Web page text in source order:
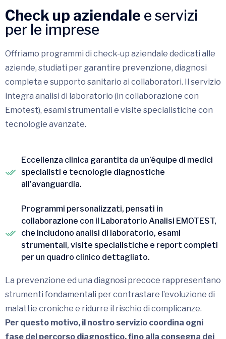
Check up aziendale e servizi
per le imprese
Offriamo programmi di check-up aziendale dedicati alle
aziende, studiati per garantire prevenzione, diagnosi
completa e supporto sanitario ai collaboratori. Il servizio
integra analisi di laboratorio (in collaborazione con
Emotest), esami strumentali e visite specialistiche con
tecnologie avanzate.
Eccellenza clinica garantita da un’équipe di medici
specialisti e tecnologie diagnostiche
all’avanguardia.
Programmi personalizzati, pensati in
collaborazione con il Laboratorio Analisi EMOTEST,
che includono analisi di laboratorio, esami
strumentali, visite specialistiche e report completi
per un quadro clinico dettagliato.
La prevenzione ed una diagnosi precoce rappresentano
strumenti fondamentali per contrastare l’evoluzione di
malattie croniche e ridurre il rischio di complicanze.
Per questo motivo, il nostro servizio coordina ogni
fase del percorso diagnostico, fino alla consegna dei